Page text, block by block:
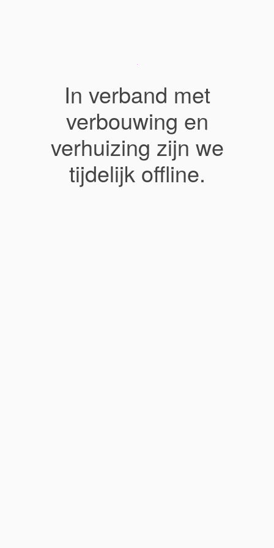
In verband met
verbouwing en
verhuizing zijn we
tijdelijk offline.